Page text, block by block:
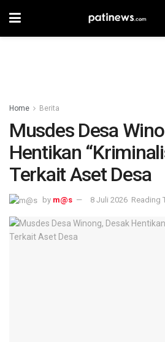
Home Berita
Musdes Desa
Hentikan
Terkait Aset Desa
by m@s 8 Juli 2026 Reading